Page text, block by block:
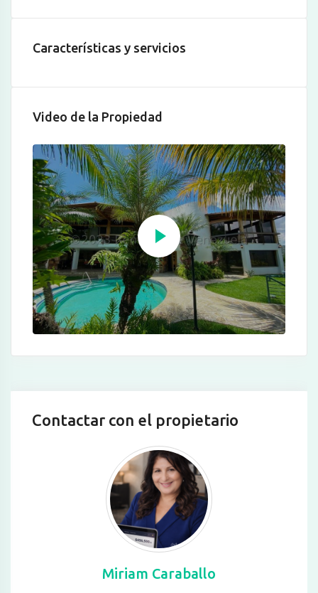
Características y servicios
Video de la Propiedad
Contactar con el propietario
Miriam Caraballo